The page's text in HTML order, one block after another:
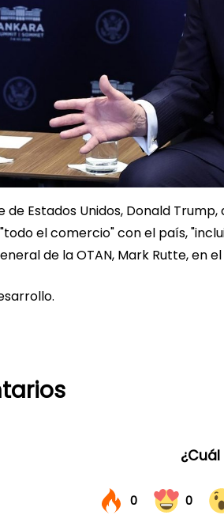
de Estados Unidos, Donald
el comercio" con el país,
de la OTAN, Mark Rutte, en